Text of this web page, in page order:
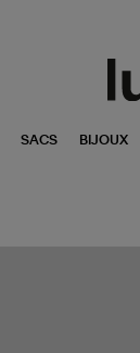
SACS BIJOUX